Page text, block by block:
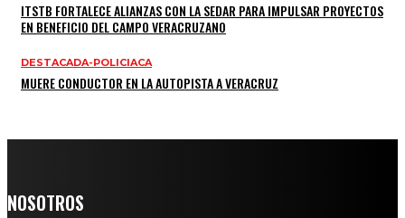
ITSTB FORTALECE ALIANZAS CON LA SEDAR PARA IMPULSAR PROYECTOS
EN BENEFICIO DEL CAMPO VERACRUZANO
DESTACADA-POLICIACA
MUERE CONDUCTOR EN LA AUTOPISTA A VERACRUZ
NOSOTROS